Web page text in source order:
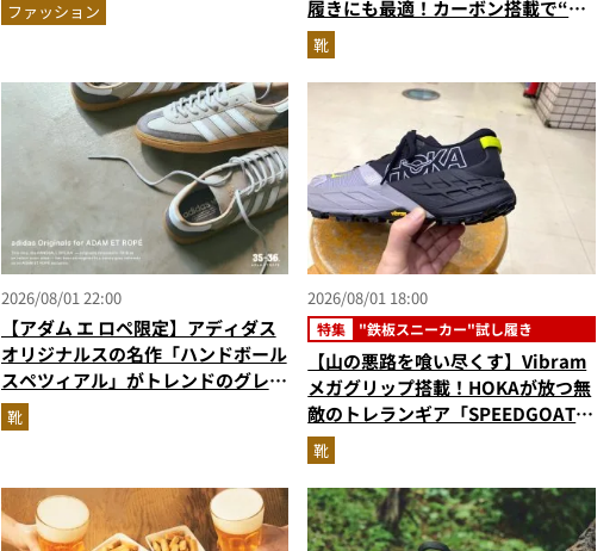
ファッション
履きにも最適！カーボン搭載で“走
れるハイテク靴”の最高峰
靴
2026/08/01 22:00
【アダム エ ロペ限定】アディダス
オリジナルスの名作「ハンドボール
スペツィアル」がトレンドのグレー
に！
靴
2026/08/01 18:00
特集 "鉄板スニーカー"試し履き
【山の悪路を喰い尽くす】Vibram
メガグリップ搭載！HOKAが放つ無
敵のトレランギア「SPEEDGOAT
7」をエディターが試し履き
靴